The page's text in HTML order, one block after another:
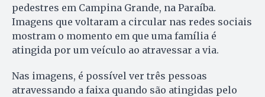
pedestres em Campina Grande, na Paraíba.
Imagens que voltaram a circular nas redes sociais
mostram o momento em que uma família é
atingida por um veículo ao atravessar a via.
Nas imagens, é possível ver três pessoas
atravessando a faixa quando são atingidas pelo